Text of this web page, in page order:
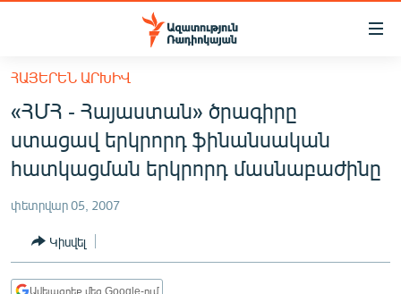
Մատչելիության
հիմնական
բովանդակությանը
հիմնական
մենյուին
ՔԱՂԱՔԱԿԱՆ
ՀԱՍԱՐԱԿՈՒԹՅՈՒՆ
ՏՆՏԵՍՈՒԹՅՈՒՆ
ՀԱՅԵՐԵՆ ԱՐԽԻՎ
«ՀՄՀ - Հայաստան» ծրագիրը
ստացավ երկրորդ ֆինանսական
հատկացման երկրորդ մասնաբաժինը
փետրվար 05, 2007
Կիսվել
Ավելացրեք մեզ Google-ում